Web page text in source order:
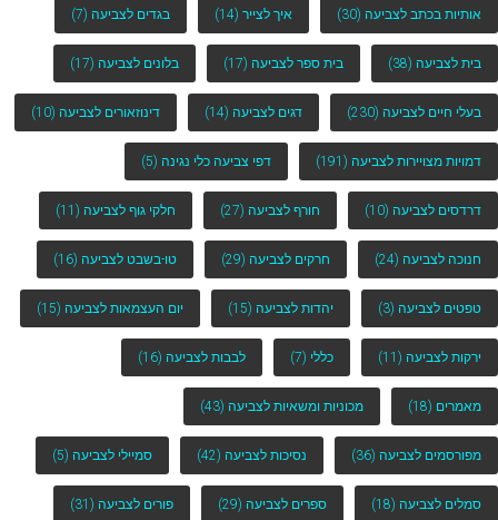
אותיות בכתב לצביעה (30) איך לצייר (14) בגדים לצביעה (7)
בית לצביעה (38) בית ספר לצביעה (17) בלונים לצביעה (17)
בעלי חיים לצביעה (230) דגים לצביעה (14) דינוזאורים לצביעה (10)
דמויות מצויירות לצביעה (191) דפי צביעה כלי נגינה (5)
דרדסים לצביעה (10) חורף לצביעה (27) חלקי גוף לצביעה (11)
חנוכה לצביעה (24) חרקים לצביעה (29) טו-בשבט לצביעה (16)
טפטים לצביעה (3) יהדות לצביעה (15) יום העצמאות לצביעה (15)
ירקות לצביעה (11) כללי (7) לבבות לצביעה (16)
מאמרים (18) מכוניות ומשאיות לצביעה (43)
מפורסמים לצביעה (36) נסיכות לצביעה (42) סמיילי לצביעה (5)
סמלים לצביעה (18) ספרים לצביעה (29) פורים לצביעה (31)